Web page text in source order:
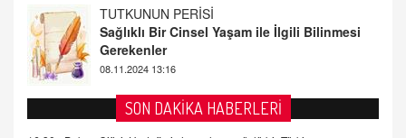
FARUK ÖNALAN
Tezkere Onaylanmasaydı…
2 Kasım 2021 Salı 00:11
AV. DOĞAN CAN DOĞAN
Kişisel verilerin korunması ve dijital hukukun
SON DAKİKA HABERLERİ